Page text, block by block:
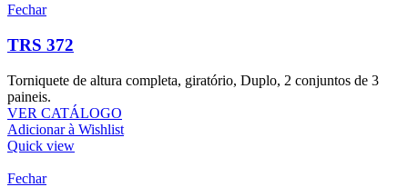
Fechar
TRS 372
Torniquete de altura completa, giratório, Duplo, 2 conjuntos de 3
paineis.
VER CATÁLOGO
Adicionar à Wishlist
Quick view
Fechar